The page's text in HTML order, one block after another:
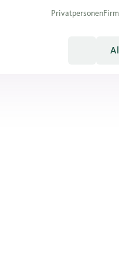
Privatpersonen